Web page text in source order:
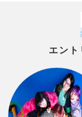
エント